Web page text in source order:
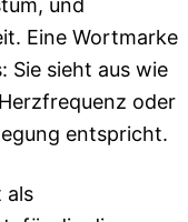
und
Eine Wortmarke
Sie sieht aus wie
oder
entspricht.
als